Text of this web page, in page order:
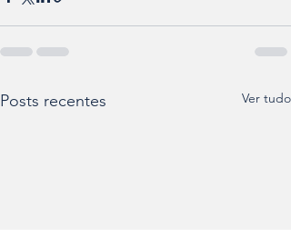
Posts recentes Ver tudo